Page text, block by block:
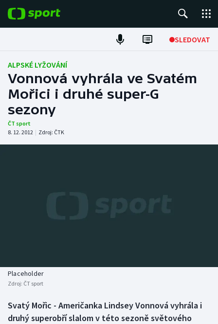
SLEDOVAT
Fotbal
Hokej
Tenis
Atletika
Biatlon
Box
Aplikace ČT sport
ALPSKÉ LYŽOVÁNÍ
Vonnová vyhrála ve Svatém
Mořici i druhé super-G
sezony
ČT sport
8. 12. 2012 | Zdroj: ČTK
Placeholder
Zdroj: ČT sport
Svatý Mořic - Američanka Lindsey Vonnová vyhrála i
druhý superobří slalom v této sezoně světového